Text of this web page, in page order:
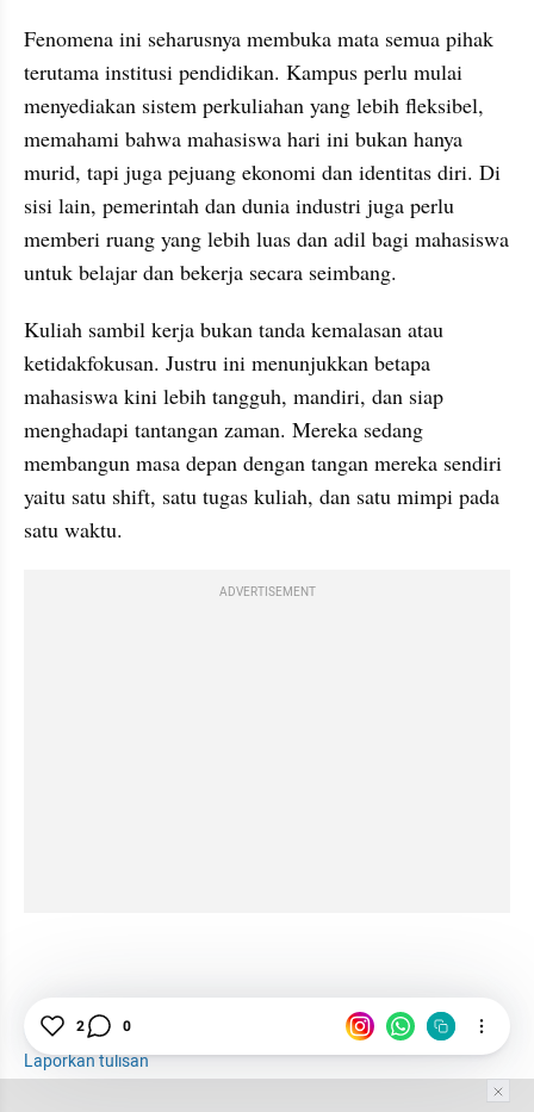
Fenomena ini seharusnya membuka mata semua pihak
terutama institusi pendidikan. Kampus perlu mulai
menyediakan sistem perkuliahan yang lebih fleksibel,
memahami bahwa mahasiswa hari ini bukan hanya
murid, tapi juga pejuang ekonomi dan identitas diri. Di
sisi lain, pemerintah dan dunia industri juga perlu
memberi ruang yang lebih luas dan adil bagi mahasiswa
untuk belajar dan bekerja secara seimbang.
Kuliah sambil kerja bukan tanda kemalasan atau
ketidakfokusan. Justru ini menunjukkan betapa
mahasiswa kini lebih tangguh, mandiri, dan siap
menghadapi tantangan zaman. Mereka sedang
membangun masa depan dengan tangan mereka sendiri
yaitu satu shift, satu tugas kuliah, dan satu mimpi pada
satu waktu.
ADVERTISEMENT
Mandiri
Laporkan tulisan
2 0